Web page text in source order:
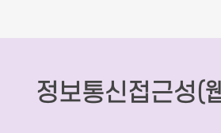
정보통신접근성(